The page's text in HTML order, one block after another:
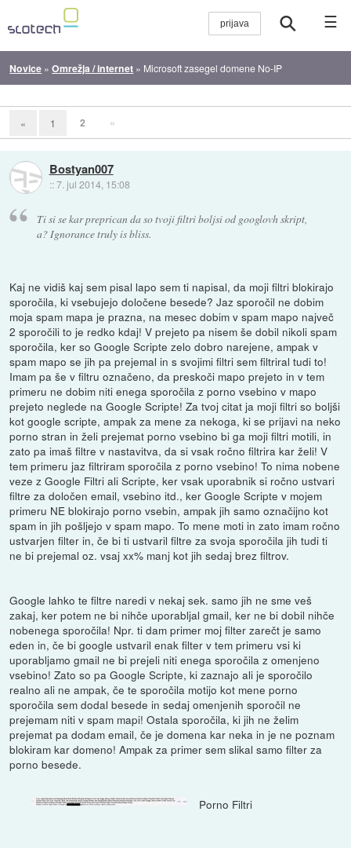
☰
Novice »Omrežja / internet » Microsoft zasegel domene No-IP
« 1 2 »
Bostyan007
::7. jul 2014, 15:08
Ti si se kar preprican da so tvoji filtri boljsi od googlovh skript,
a? Ignorance truly is bliss.
Kaj ne vidiš kaj sem pisal lapo sem ti napisal, da moji filtri blokirajo
sporočila, ki vsebujejo določene besede? Jaz sporočil ne dobim
moja spam mapa je prazna, na mesec dobim v spam mapo največ
2 sporočili to je redko kdaj! V prejeto pa nisem še dobil nikoli spam
sporočila, ker so Google Scripte zelo dobro narejene, ampak v
spam mapo se jih pa prejemal in s svojimi filtri sem filtriral tudi to!
Imam pa še v filtru označeno, da preskoči mapo prejeto in v tem
primeru ne dobim niti enega sporočila z porno vsebino v mapo
prejeto neglede na Google Scripte! Za tvoj citat ja moji filtri so boljši
kot google scripte, ampak za mene za nekoga, ki se prijavi na neko
porno stran in želi prejemat porno vsebino bi ga moji filtri motili, in
zato pa imaš filtre v nastavitva, da si vsak ročno filtrira kar želi! V
tem primeru jaz filtriram sporočila z porno vsebino! To nima nobene
veze z Google Filtri ali Scripte, ker vsak uporabnik si ročno ustvari
filtre za določen email, vsebino itd., ker Google Scripte v mojem
primeru NE blokirajo porno vsebin, ampak jih samo označijno kot
spam in jih pošljejo v spam mapo. To mene moti in zato imam ročno
ustvarjen filter in, če bi ti ustvaril filtre za svoja sporočila jih tudi ti
ne bi prejemal oz. vsaj xx% manj kot jih sedaj brez filtrov.
Google lahko te filtre naredi v nekaj sek. samo jih ne sme veš
zakaj, ker potem ne bi nihče uporabljal gmail, ker ne bi dobil nihče
nobenega sporočila! Npr. ti dam primer moj filter zarečt je samo
eden in, če bi google ustvaril enak filter v tem primeru vsi ki
uporabljamo gmail ne bi prejeli niti enega sporočila z omenjeno
vsebino! Zato so pa Google Scripte, ki zaznajo ali je sporočilo
realno ali ne ampak, če te sporočila motijo kot mene porno
sporočila sem dodal besede in sedaj omenjenih sporočil ne
prejemam niti v spam mapi! Ostala sporočila, ki jih ne želim
prejemat pa dodam email, če je domena kar neka in je ne poznam
blokiram kar domeno! Ampak za primer sem slikal samo filter za
porno besede.
Porno Filtri